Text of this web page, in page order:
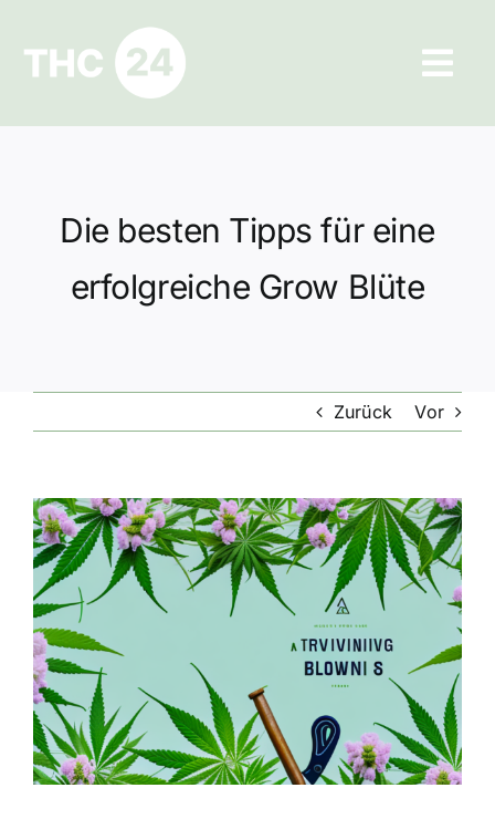
springen
Ratgeber
Datenschutz
Die besten Tipps für eine
erfolgreiche Grow Blüte
Zurück Vor
Zeige
grösseres
Bild